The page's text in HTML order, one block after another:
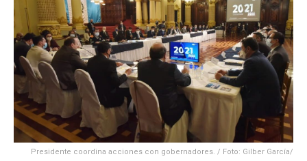
Presidente coordina acciones con gobernadores. / Foto: Gilber García/